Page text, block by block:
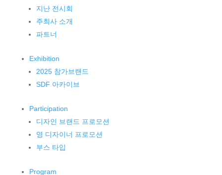
지난 전시회
주최사 소개
파트너
Exhibition
2025 참가브랜드
SDF 아카이브
Participation
디자인 브랜드 프로모션
영 디자이너 프로모션
부스 타입
Program